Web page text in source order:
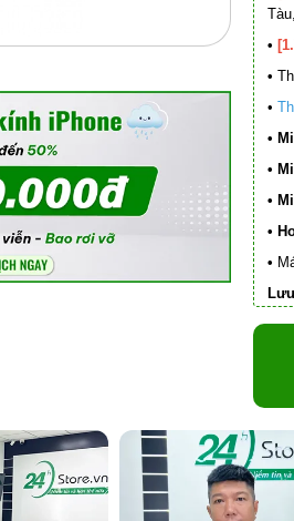
•
•
•
•
•
•
•
•